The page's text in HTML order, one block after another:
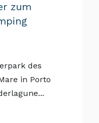
zum
des
in Porto